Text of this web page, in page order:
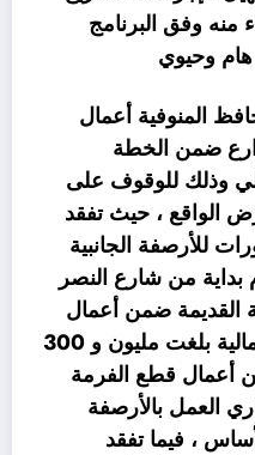
منه وفق البرنامج
وحيوي
المنوفية أعمال
ضمن الخطة
وذلك للوقوف على
الواقع ، حيث تفقد
للأرصفة الجانبية
التلواني بطول 500 م بداية من شارع النصر
القديمة ضمن أعمال
الرصف المتكاملة ،بتكلفة إجمالية بلغت مليون و 300
أعمال قطع الفرمة
العمل بالأرصفة
، فيما تفقد